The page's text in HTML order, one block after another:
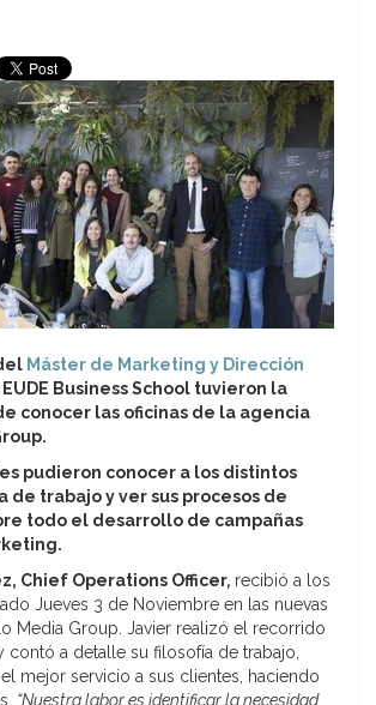
Máster de Marketing y Dirección
Business School tuvieron la
conocer las oficinas de la agencia
pudieron conocer a los distintos
de trabajo y ver sus procesos de
todo el desarrollo de campañas
Chief Operations Officer, recibió a los
Jueves 3 de Noviembre en las nuevas
Media Group. Javier realizó el recorrido
contó a detalle su filosofía de trabajo,
mejor servicio a sus clientes, haciendo
“Nuestra labor es identificar la necesidad